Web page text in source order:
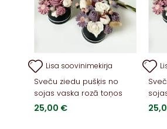
Lisa soovinimekirja
Sveču ziedu pušķis no
sojas vaska rozā toņos
25,00 €